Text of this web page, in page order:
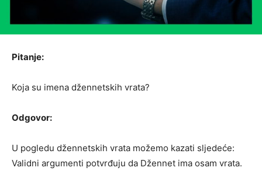
Pitanje:
Koja su imena džennetskih vrata?
Odgovor:
U pogledu džennetskih vrata možemo kazati sljedeće:
Validni argumenti potvrđuju da Džennet ima osam vrata.